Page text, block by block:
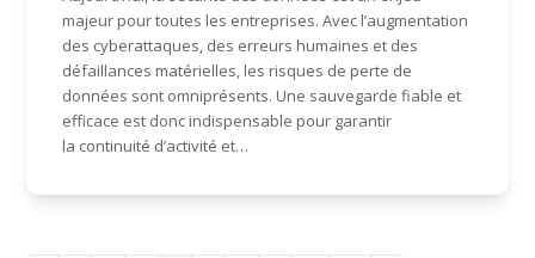
majeur pour toutes les entreprises. Avec l’augmentation
des cyberattaques, des erreurs humaines et des
défaillances matérielles, les risques de perte de
données sont omniprésents. Une sauvegarde fiable et
efficace est donc indispensable pour garantir
la continuité d’activité et…